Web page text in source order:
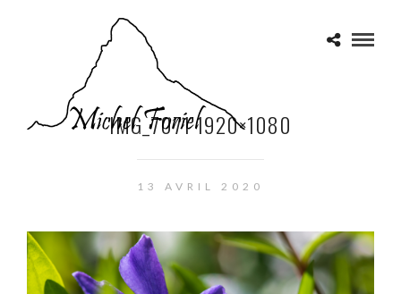
IMG_7071 1920×1080
13 AVRIL 2020